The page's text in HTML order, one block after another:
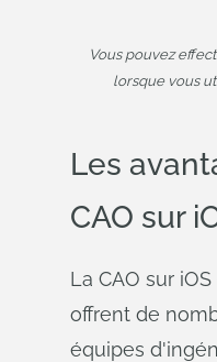
Vous pouvez
lorsque vous
Les
CAO sur
La CAO sur iOS
offrent de
équipes